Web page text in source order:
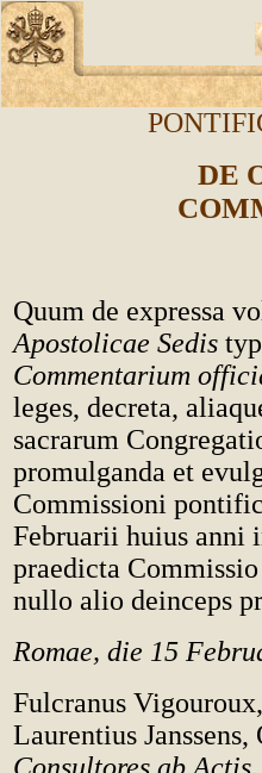
DE
Quum de expressa
Apostolicae Sedis
Commentarium
leges, decreta,
sacrarum
promulganda et
Commissioni
Februarii huius anni
praedicta
nullo alio deinceps
Romae, die 15
Fulcranus Vigouroux,
Laurentius Janssens,